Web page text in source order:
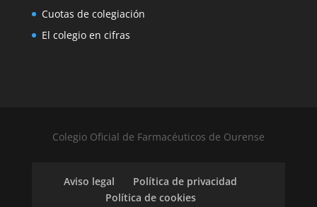
Cuotas de colegiación
El colegio en cifras
Colegio Oficial de Farmacéuticos de Ourense
Aviso legal
Política de privacidad
Política de cookies